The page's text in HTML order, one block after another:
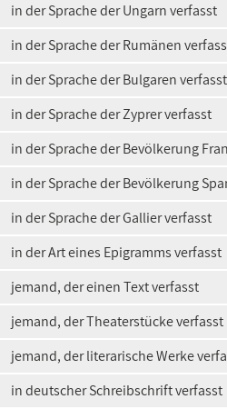
in der Sprache der Ungarn verfasst
in der Sprache der Rumänen
in der Sprache der Bulgaren verfasst
in der Sprache der Zyprer verfasst
in der Sprache der Bevölkerung
in der Sprache der Bevölkerung
in der Sprache der Gallier verfasst
in der Art eines Epigramms verfasst
jemand, der einen Text verfasst
jemand, der Theaterstücke verfasst
jemand, der literarische Werke
in deutscher Schreibschrift verfasst